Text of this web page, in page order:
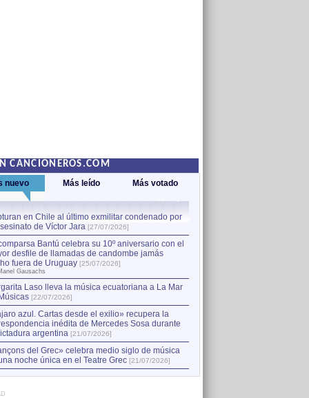
CANCIONEROS.COM
nuevo Más leído Más votado
en Chile al último exmilitar condenado por
de Víctor Jara [27/07/2026]
Bantú celebra su 10º aniversario con el
desfile de llamadas de candombe jamás
fuera de Uruguay [25/07/2026]
Gausachs
Laso lleva la música ecuatoriana a La Mar
[22/07/2026]
azul. Cartas desde el exilio» recupera la
inédita de Mercedes Sosa durante
argentina [21/07/2026]
del Grec» celebra medio siglo de música
noche única en el Teatre Grec [21/07/2026]